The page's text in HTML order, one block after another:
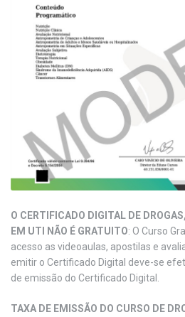
O CERTIFICADO DIGITAL DE
EM UTI NÃO É GRATUITO: O Curso
acesso as videoaulas, apostilas e
emitir o Certificado Digital deve-se
de emissão do Certificado Digital.
TAXA DE EMISSÃO DO CURSO DE